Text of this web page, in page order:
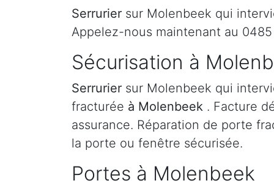
Serrurier sur Molenbeek qui
Appelez-nous maintenant au
Sécurisation à
Serrurier sur Molenbeek qui
fracturée à Molenbeek . Facture
assurance. Réparation de porte
la porte ou fenêtre sécurisée.
Portes à Molenbeek